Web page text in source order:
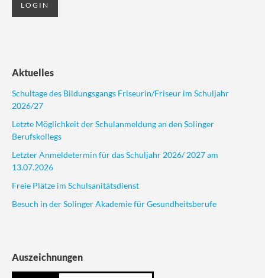
Aktuelles
Schultage des Bildungsgangs Friseurin/Friseur im Schuljahr
2026/27
Letzte Möglichkeit der Schulanmeldung an den Solinger
Berufskollegs
Letzter Anmeldetermin für das Schuljahr 2026/ 2027 am
13.07.2026
Freie Plätze im Schulsanitätsdienst
Besuch in der Solinger Akademie für Gesundheitsberufe
Auszeichnungen